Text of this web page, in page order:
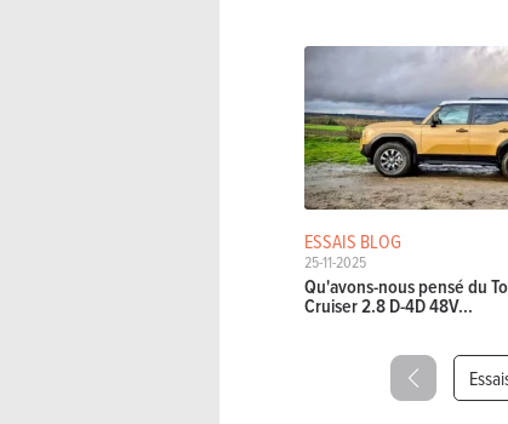
ESSAIS BLOG
25-11-2025
Qu'avons-nous pensé du
Cruiser 2.8 D-4D 48V...